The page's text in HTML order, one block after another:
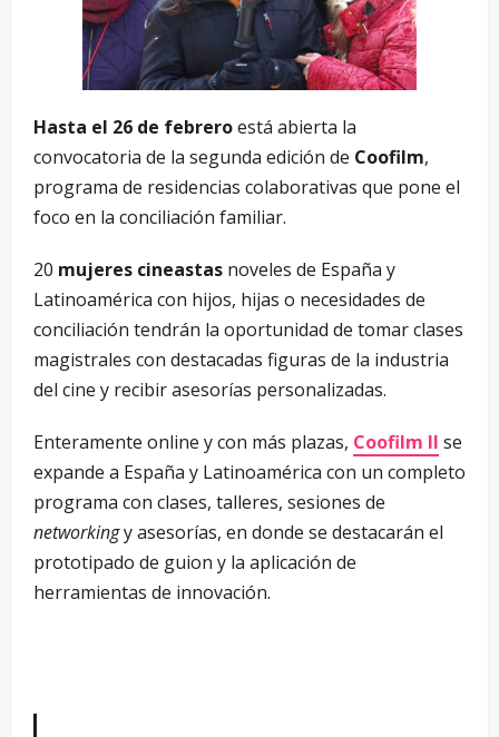
Hasta el 26 de febreroestá abierta la
convocatoria de la segunda edición de Coofilm,
programa de residencias colaborativas que pone el
foco en la conciliación familiar.
20 mujeres cineastas noveles de España y
Latinoamérica con hijos, hijas o necesidades de
conciliación tendrán la oportunidad de tomar clases
magistrales con destacadas figuras de la industria
del cine y recibir asesorías personalizadas.
Enteramente online y con más plazas, Coofilm II se
expande a España y Latinoamérica con un completo
programa con clases, talleres, sesiones de
networkingy asesorías, en donde se destacarán el
prototipado de guion y la aplicación de
herramientas de innovación.